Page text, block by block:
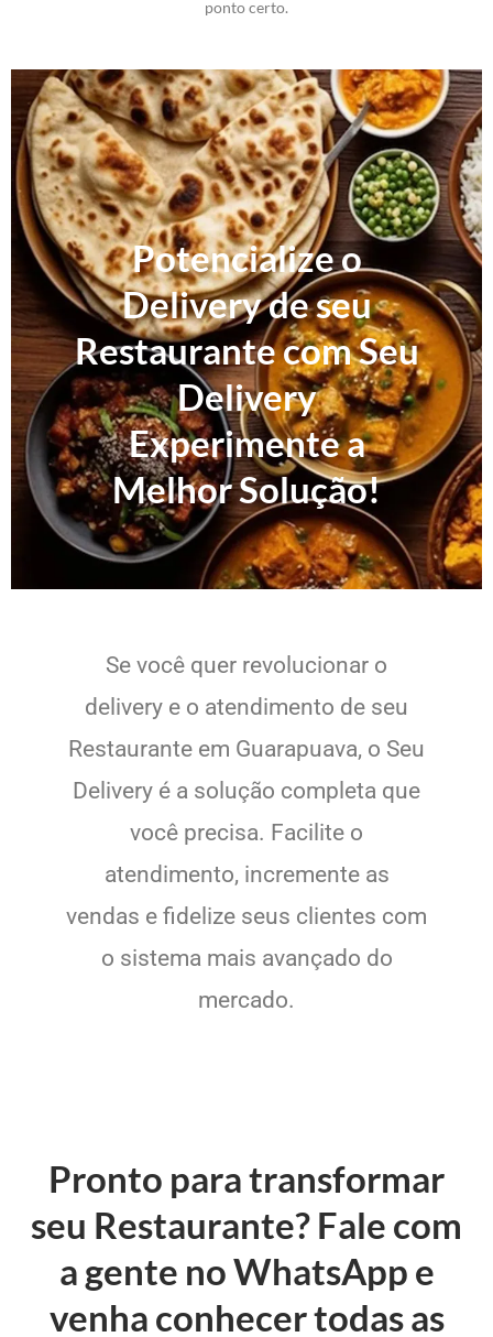
ponto certo.
Potencialize o
Delivery de seu
Restaurante com Seu
Delivery
Experimente a
Melhor Solução!
Se você quer revolucionar o
delivery e o atendimento de seu
Restaurante em Guarapuava, o Seu
Delivery é a solução completa que
você precisa. Facilite o
atendimento, incremente as
vendas e fidelize seus clientes com
o sistema mais avançado do
mercado.
Pronto para transformar
seu Restaurante? Fale com
a gente no WhatsApp e
venha conhecer todas as